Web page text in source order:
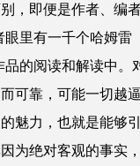
，即便是作者、编
眼里有一千个哈姆雷
品的阅读和解读中。
可靠，可能一切越
魅力，也就是能够
为绝对客观的事实